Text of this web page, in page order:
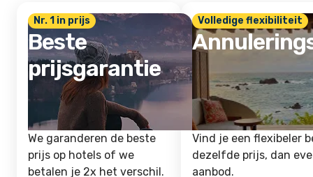
Nr. 1 in prijs
Beste
prijsgarantie
We garanderen de beste
prijs op hotels of we
betalen je 2x het verschil.
Volledige flexibiliteit
Vind je een flexibeler
dezelfde prijs, dan
aanbod.